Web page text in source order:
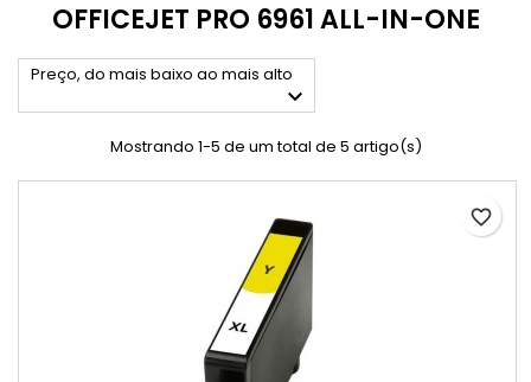
OFFICEJET PRO 6961 ALL-IN-ONE
Preço, do mais baixo ao mais alto

Mostrando 1-5 de um total de 5 artigo(s)
favorite_border